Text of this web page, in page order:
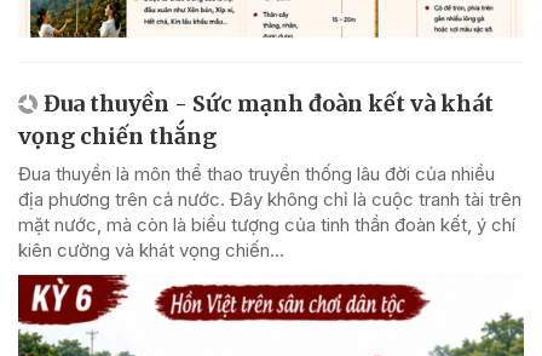
Đua thuyền - Sức mạnh đoàn kết và khát
vọng chiến thắng
Đua thuyền là môn thể thao truyền thống lâu đời của nhiều
địa phương trên cả nước. Đây không chỉ là cuộc tranh tài trên
mặt nước, mà còn là biểu tượng của tinh thần đoàn kết, ý chí
kiên cường và khát vọng chiến...